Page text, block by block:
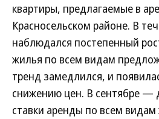
квартиры, предлагаемые в
Красносельском районе. В
наблюдался постепенный
жилья по всем видам
тренд замедлился, и
снижению цен. В сентябре —
ставки аренды по всем